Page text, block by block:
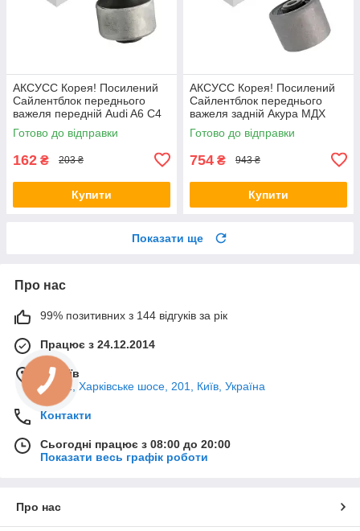
АКСУСС Корея! Посилений
Сайлентблок переднього
важеля передній Audi A6 C4
C5 (1994-). Верхній. 35379 ,
JBU138 , TD1062W
Готово до відправки
162 ₴ 203 ₴
Купити
АКСУСС Корея! Посилений
Сайлентблок переднього
важеля задній Акура МДХ
(2004-). Нижній. HAB-PLB
Готово до відправки
754 ₴ 943 ₴
Купити
Показати ще
Про нас
99% позитивних з 144 відгуків за рік
Працює з 24.12.2014
м. Київ
02121, Харківське шосе, 201, Київ, Україна
Контакти
Сьогодні працює з 08:00 до 20:00
Показати весь графік роботи
Про нас